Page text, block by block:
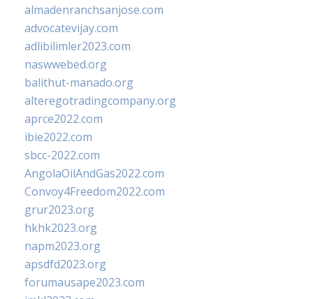
almadenranchsanjose.com
advocatevijay.com
adlibilimler2023.com
naswwebed.org
balithut-manado.org
alteregotradingcompany.org
aprce2022.com
ibie2022.com
sbcc-2022.com
AngolaOilAndGas2022.com
Convoy4Freedom2022.com
grur2023.org
hkhk2023.org
napm2023.org
apsdfd2023.org
forumausape2023.com